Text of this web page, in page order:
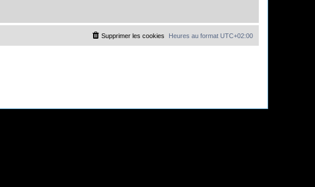
Heures au format UTC+02:00
Supprimer les cookies